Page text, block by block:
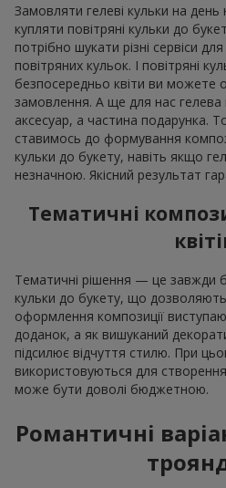
Замовляти гелеві кульки на
купляти повітряні кульки до
потрібно шукати різні сервіси для
повітряних кульок. І повітряні
безпосередньо квіти ви можете
замовлення. А ще для нас
аксесуар, а частина подарунка.
ставимось до формування
кульки до букету, навіть якщо
незначною. Якісний результат
Тематичні
Тематичні рішення — це завжди
кульки до букету, що
оформлення композиції
доданок, а як вишуканий
підсилює відчуття стилю. При
використовуються для
може бути доволі бюджетною.
Романтичні